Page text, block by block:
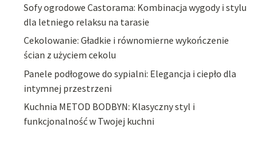
Sofy ogrodowe Castorama: Kombinacja wygody i stylu
dla letniego relaksu na tarasie
Cekolowanie: Gładkie i równomierne wykończenie
ścian z użyciem cekolu
Panele podłogowe do sypialni: Elegancja i ciepło dla
intymnej przestrzeni
Kuchnia METOD BODBYN: Klasyczny styl i
funkcjonalność w Twojej kuchni